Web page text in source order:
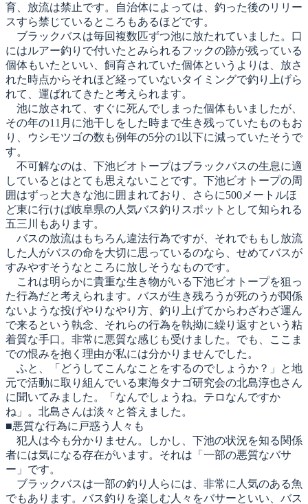
育、放流は禁止です。自治体によっては、釣った後のリリー
スすら禁じているところもあるほどです。
ブラックバスは毎回複数匹ずつ池に放たれていました。口
にはルアー釣りで付いたとみられるフックの跡が残っている
個体もいたといい、飼育されていた個体というよりは、放さ
れた時点からそれほど経っていないタイミングで釣り上げら
れて、運ばれてきたと考えられます。
池に放されて、すぐに死んでしまった個体もいましたが、
その年の11月に池干しをした時まで生き残っていたものもお
り、ウシモツゴの数も例年の5分の1以下に減っていたそうで
す。
不可解なのは、下池ビオトープはブラックバスの生息に適
しているとはとても思えないことです。下池ビオトープの周
囲はずっと大きな池に囲まれており、さらに500メートルほ
ど東に行けば岐阜県の人気バス釣りスポットとして知られる
五三川もあります。
バスの放流はもちろん違法行為ですが、それでももし放流
した人がバスの命を大切に思っているのなら、せめてバスが
すみやすそうなところに放しそうなものです。
これは明らかに貴重な生き物がいる下池ビオトープを狙っ
た行為だと考えられます。バスが生き残ろうが死のうが関係
ないような投げやりなやり方、釣り上げてからわざわざ運ん
で来るという執念、それらの行為を執拗に繰り返すという粘
着質な手口。非常に悪質な感じも受けました。でも、ここま
での恨みを抱く理由が私には分かりませんでした。
ふと、「どうしてこんなことをするのでしょうか？」と地
元で活動に取り組んでいる東海タナゴ研究会の北島淳也さん
に聞いてみました。「なんでしょうね。テロなんですか
ね」。北島さんは淡々と答えました。
■悪質な行為に戸惑う人々も
犯人は今も分かりません。しかし、下池の状況を知る関係
者には気になる存在がいます。それは「一部の悪質なバサ
ー」です。
ブラックバスは一部の釣り人らには、非常に人気のある魚
でもあります。バス釣りを楽しむ人々をバサーといい、バス